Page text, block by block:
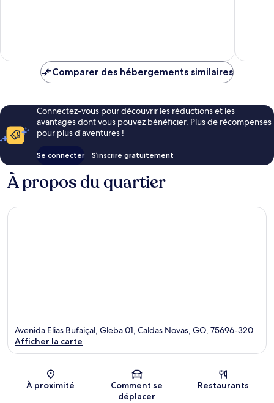
Comparer des hébergements similaires
Connectez-vous pour découvrir les réductions et les
avantages dont vous pouvez bénéficier. Plus de récompenses
pour plus d’aventures !
Se connecter S’inscrire gratuitement
À propos du quartier
Carte
Avenida Elias Bufaiçal, Gleba 01, Caldas Novas, GO, 75696-320
Afficher la carte
À proximité
Comment se
déplacer
Restaurants